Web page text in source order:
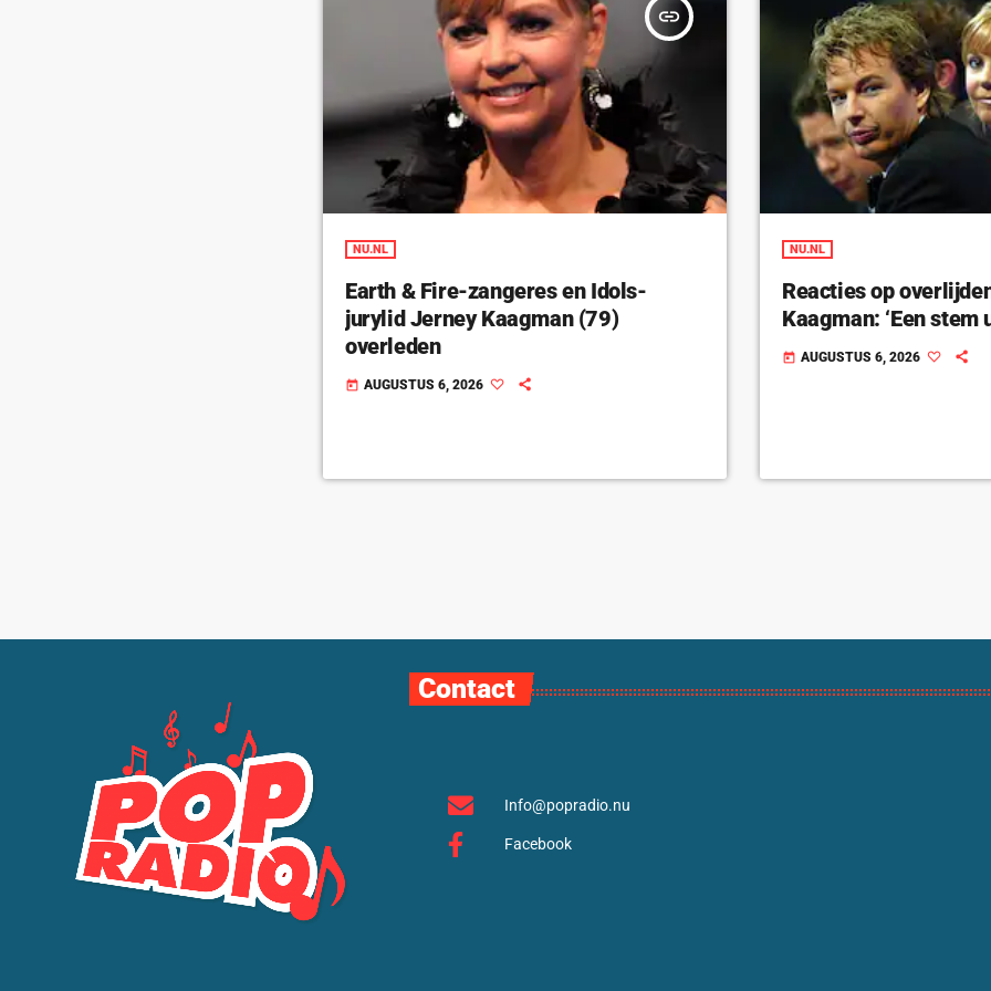
insert_link
NU.NL
Earth & Fire-zangeres en Idols-
jurylid Jerney Kaagman (79)
overleden
today AUGUSTUS 6, 2026
NU.NL
Reacties op
Kaagman: ‘Een stem
today AUGUSTUS 6, 2026
Contact
Info@popradio.nu
Facebook